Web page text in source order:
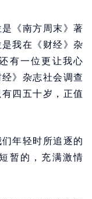
《南方周末》著
我在《财经》杂
有一位更让我心
》杂志社会调查
四五十岁，正值
年轻时所追逐的
暂的，充满激情